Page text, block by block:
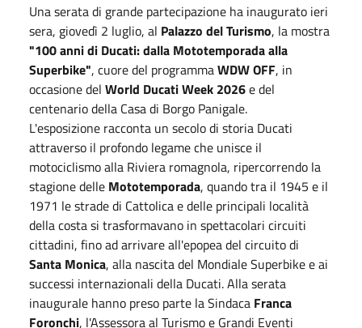
Una serata di grande partecipazione ha inaugurato ieri
sera, giovedì 2 luglio, al Palazzo del Turismo, la mostra
"100 anni di Ducati: dalla Mototemporada alla
Superbike", cuore del programmaWDW OFF, in
occasione del World Ducati Week 2026e del
centenario della Casa di Borgo Panigale.
L'esposizione racconta un secolo di storia Ducati
attraverso il profondo legame che unisce il
motociclismo alla Riviera romagnola, ripercorrendo la
stagione delle Mototemporada, quando tra il 1945 e il
1971 le strade di Cattolica e delle principali località
della costa si trasformavano in spettacolari circuiti
cittadini, fino ad arrivare all'epopea del circuito di
Santa Monica, alla nascita del Mondiale Superbike e ai
successi internazionali della Ducati. Alla serata
inaugurale hanno preso parte la Sindaca Franca
Foronchi, l'Assessora al Turismo e Grandi Eventi